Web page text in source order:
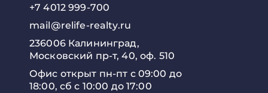
+7 4012 999-700
mail@relife-realty.ru
236006 Калининград,
Московский пр-т, 40, оф. 510
Офис открыт пн-пт с 09:00 до
18:00, сб с 10:00 до 17:00